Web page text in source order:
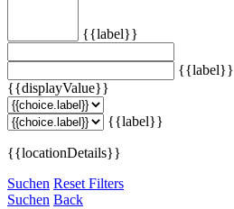
{{label}}
{{label}}
{{displayValue}}
{{label}}
{{locationDetails}}
Suchen Reset Filters
Suchen Back